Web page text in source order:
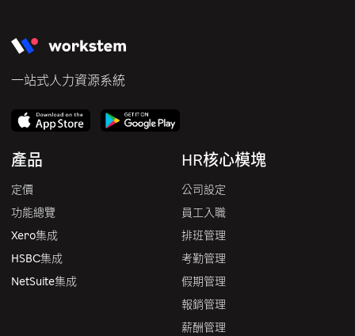
一站式人力資源系統
產品
定價
功能總覽
Xero集成
HSBC集成
NetSuite集成
HR核心模塊
公司設定
員工入職
排班管理
考勤管理
假期管理
報銷管理
薪酬管理